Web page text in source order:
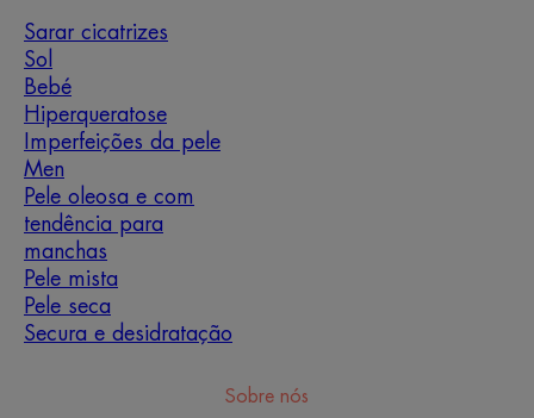
Sarar cicatrizes
Sol
Bebé
Hiperqueratose
Imperfeições da pele
Men
Pele oleosa e com
tendência para
manchas
Pele mista
Pele seca
Secura e desidratação
Sobre nós